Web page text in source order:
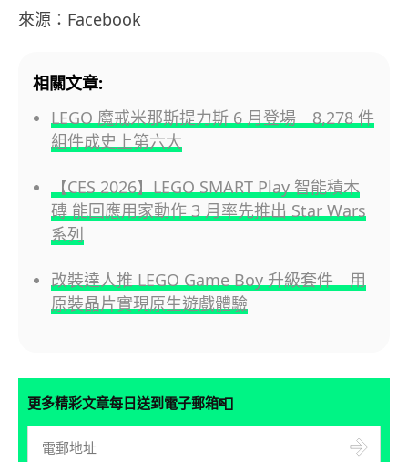
來源：Facebook
相關文章:
LEGO 魔戒米那斯提力斯 6 月登場 8,278 件
組件成史上第六大
【CES 2026】LEGO SMART Play 智能積木
磚 能回應用家動作 3 月率先推出 Star Wars
系列
改裝達人推 LEGO Game Boy 升級套件 用
原裝晶片實現原生遊戲體驗
更多精彩文章每日送到電子郵箱📮